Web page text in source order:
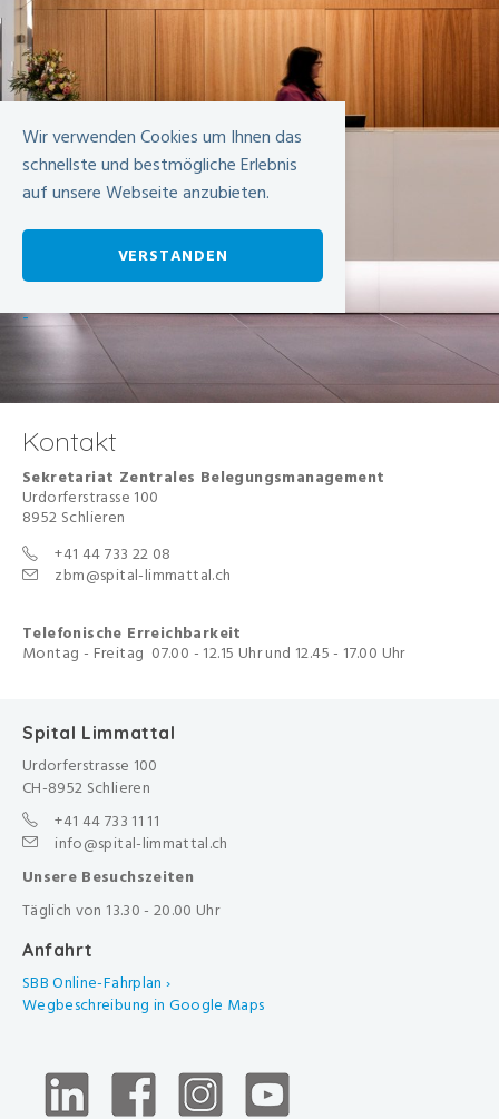
Kontakt
Sekretariat Zentrales Belegungsmanagement
Urdorferstrasse 100
8952 Schlieren
+41 44 733 22 08
zbm@spital-limmattal.ch
Telefonische Erreichbarkeit
Montag - Freitag 07.00 - 12.15 Uhr und 12.45 - 17.00 Uhr
Spital Limmattal
Urdorferstrasse 100
CH-8952 Schlieren
+41 44 733 11 11
info@spital-limmattal.ch
Unsere Besuchszeiten
Täglich von 13.30 - 20.00 Uhr
Anfahrt
SBB Online-Fahrplan ›
Wegbeschreibung in Google Maps
Wir verwenden Cookies um Ihnen das
schnellste und bestmögliche Erlebnis
auf unsere Webseite anzubieten.
VERSTANDEN
-